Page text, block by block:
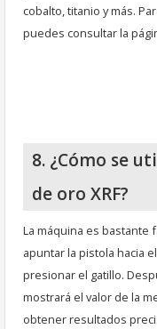
cobalto, titanio y más.
puedes consultar la
8. ¿Cómo se
de oro XRF?
La máquina es bastante
apuntar la pistola hacia
presionar el gatillo.
mostrará el valor de la
obtener resultados